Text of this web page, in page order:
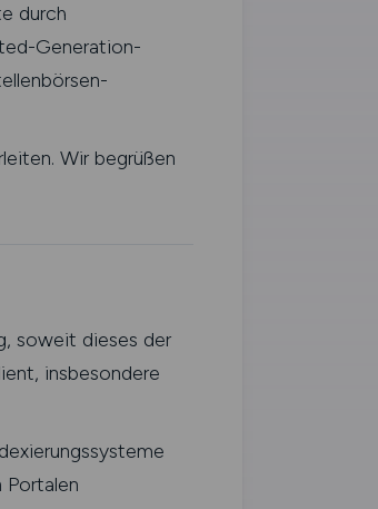
durch
Generation-
Wir begrüßen
soweit dieses der
insbesondere